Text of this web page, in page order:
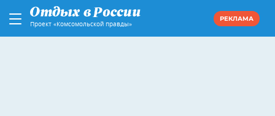
Проект «Комсомольской правды»
РЕКЛАМА